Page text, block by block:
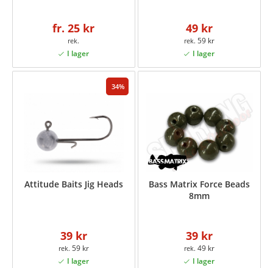
fr. 25 kr 49 kr
59 kr
34
Attitude Baits Jig Heads
39 kr
59 kr
Bass Matrix Force Beads
8mm
39 kr
49 kr